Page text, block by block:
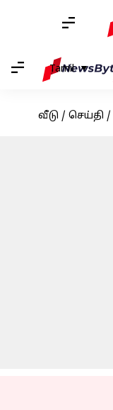
Tamil
வீடு / செய்தி /